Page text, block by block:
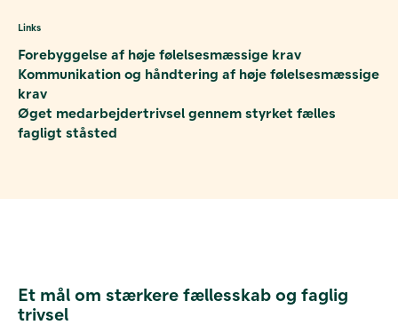
Links
Forebyggelse af høje følelsesmæssige krav
Kommunikation og håndtering af høje følelsesmæssige
krav
Øget medarbejdertrivsel gennem styrket fælles
fagligt ståsted
Et mål om stærkere fællesskab og faglig
trivsel